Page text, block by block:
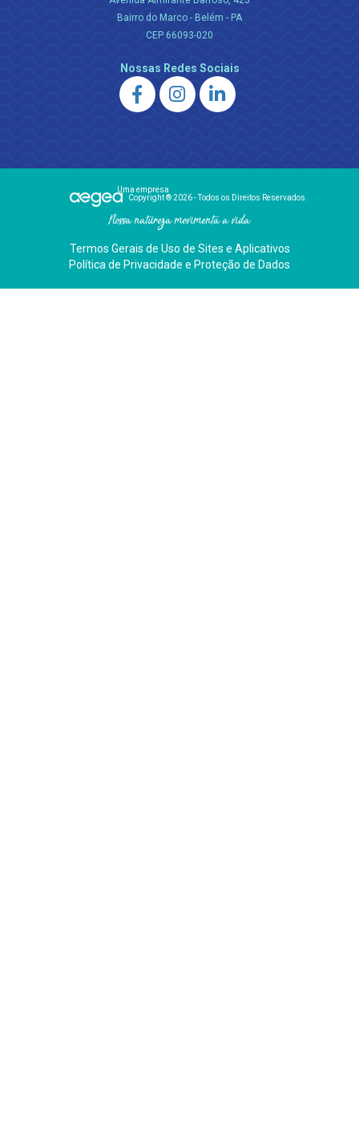
Bairro do Marco - Belém - PA
CEP 66093-020
Nossas Redes Sociais
Uma empresa
Copyright ® 2026 - Todos os Direitos Reservados.
Nossa natureza movimenta a vida
Termos Gerais de Uso de Sites e Aplicativos
Política de Privacidade e Proteção de Dados